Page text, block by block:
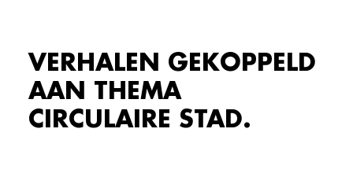
VERHALEN GEKOPPELD
AAN THEMA
CIRCULAIRE STAD.